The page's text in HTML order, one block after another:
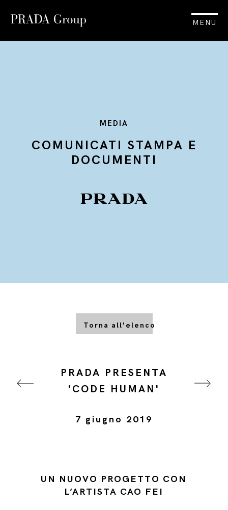
MENU
MEDIA
COMUNICATI STAMPA E
DOCUMENTI
Torna all'elenco
PRADA PRESENTA
'CODE HUMAN'
7 giugno 2019
UN NUOVO PROGETTO CON
L’ARTISTA CAO FEI